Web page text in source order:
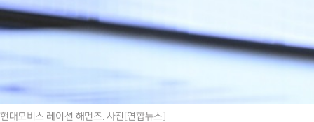
현대모비스 레이션 해먼즈. 사진[연합뉴스]